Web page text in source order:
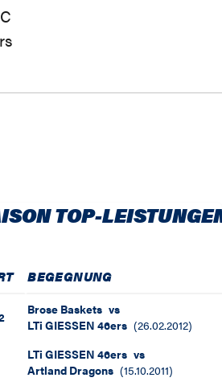
TOP-
BEGEGNUNG
Brose Baskets vs
LTi GIESSEN 46ers (26.02.2012)
LTi GIESSEN 46ers vs
Artland Dragons (15.10.2011)